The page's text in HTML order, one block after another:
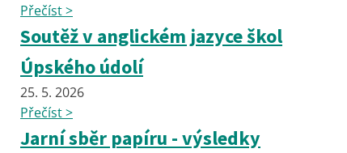
Přečíst >
Soutěž v anglickém jazyce škol
Úpského údolí
25. 5. 2026
Přečíst >
Jarní sběr papíru - výsledky